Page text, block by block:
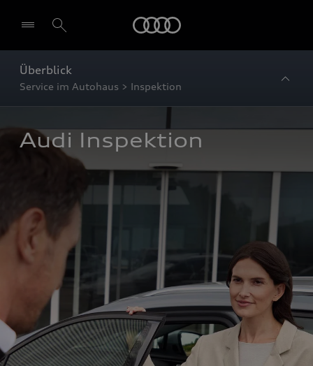
Überblick
Service im Autohaus > Inspektion
Audi Inspektion